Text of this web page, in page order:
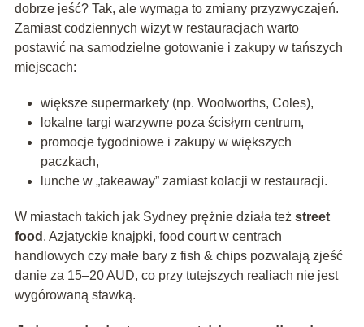
dobrze jeść? Tak, ale wymaga to zmiany przyzwyczajeń.
Zamiast codziennych wizyt w restauracjach warto
postawić na samodzielne gotowanie i zakupy w tańszych
miejscach:
większe supermarkety (np. Woolworths, Coles),
lokalne targi warzywne poza ścisłym centrum,
promocje tygodniowe i zakupy w większych
paczkach,
lunche w „takeaway” zamiast kolacji w restauracji.
W miastach takich jak Sydney prężnie działa też street
food . Azjatyckie knajpki, food court w centrach
handlowych czy małe bary z fish & chips pozwalają zjeść
danie za 15–20 AUD, co przy tutejszych realiach nie jest
wygórowaną stawką.